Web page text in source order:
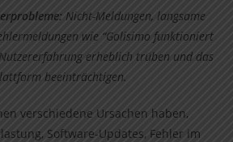
Nicht-Meldungen, langsame
wie “Golisimo funktioniert
erheblich trüben und das
beeinträchtigen.
verschiedene Ursachen haben,
Software-Updates, Fehler im